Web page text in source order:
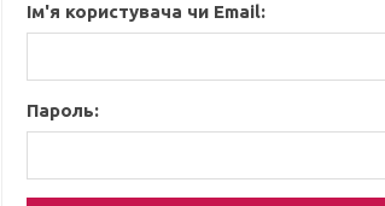
Ім'я користувача чи Email:
Пароль: